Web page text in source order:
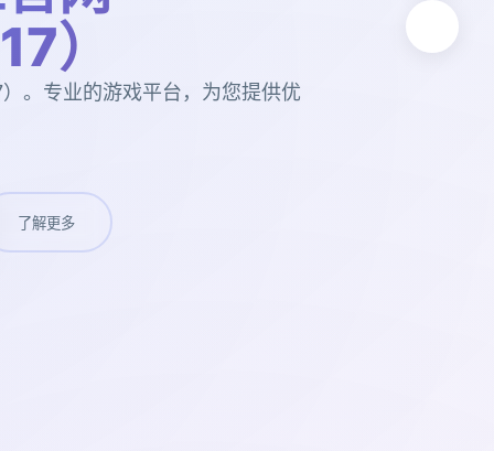
）
。专业的游戏平台，为您提供优
了解更多